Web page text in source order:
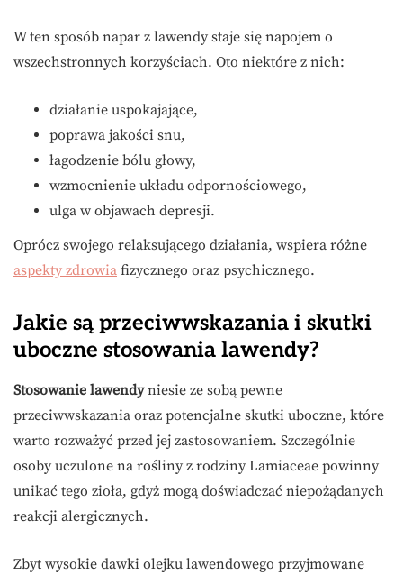
W ten sposób napar z lawendy staje się napojem o
wszechstronnych korzyściach. Oto niektóre z nich:
działanie uspokajające,
poprawa jakości snu,
łagodzenie bólu głowy,
wzmocnienie układu odpornościowego,
ulga w objawach depresji.
Oprócz swojego relaksującego działania, wspiera różne
aspekty zdrowia fizycznego oraz psychicznego.
Jakie są przeciwwskazania i skutki
uboczne stosowania lawendy?
Stosowanie lawendyniesie ze sobą pewne
przeciwwskazania oraz potencjalne skutki uboczne, które
warto rozważyć przed jej zastosowaniem. Szczególnie
osoby uczulone na rośliny z rodziny Lamiaceae powinny
unikać tego zioła, gdyż mogą doświadczać niepożądanych
reakcji alergicznych.
Zbyt wysokie dawki olejku lawendowego przyjmowane